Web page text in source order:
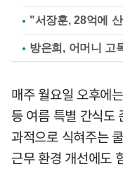
"서장훈, 28억에
방은희, 어머니 고
매주 월요일 오후에
등 여름 특별 간식도
과적으로 식혀주는
근무 환경 개선에도